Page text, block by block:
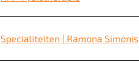
Specialiteiten | Ramona Simonis